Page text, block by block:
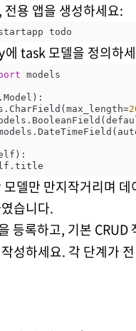
용 앱을 생성하세요:
에 task 모델을 정의하
models
):
):
델만 만지작거리며
습니다.
등록하고, 기본
성하세요. 각 단계가